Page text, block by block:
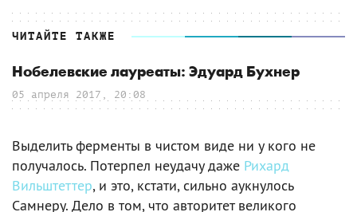
ЧИТАЙТЕ ТАКЖЕ
Нобелевские лауреаты: Эдуард Бухнер
05 апреля 2017, 20:08
Выделить ферменты в чистом виде ни у кого не
получалось. Потерпел неудачу даже Рихард
Вильштеттер, и это, кстати, сильно аукнулось
Самнеру. Дело в том, что авторитет великого